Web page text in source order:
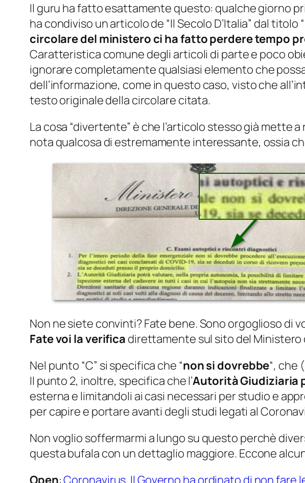
Il guru ha fatto esattamente questo: qualche giorno
ha condiviso un articolo de “Il Secolo D’Italia” dal titolo “
circolare del ministero ci ha fatto perdere tempo
Caratteristica comune degli articoli di parte e poco
ignorare completamente qualsiasi elemento che
dell’informazione, come in questo caso, visto che
testo originale della circolare citata.
La cosa “divertente” è che l’articolo stesso già mette
nota qualcosa di estremamente interessante, ossia
Non ne siete convinti? Fate bene. Sono orgoglioso di
Fate voi la verifica direttamente sul sito del
Nel punto “C” si specifica che “non si dovrebbe“, che
Il punto 2, inoltre, specifica che l’Autorità Giudiziaria
esterna e limitandoli ai casi necessari per studio e
per capire e portare avanti degli studi legati al
Non voglio soffermarmi a lungo su questo perchè
questa bufala con un dettaglio maggiore. Eccone